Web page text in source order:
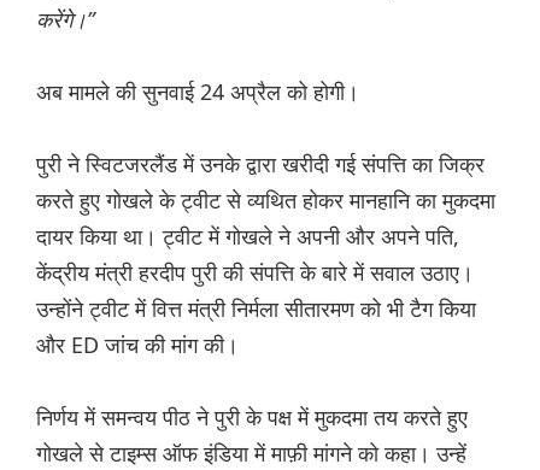
करेंगे।”
अब मामले की सुनवाई 24 अप्रैल को होगी।
पुरी ने स्विटजरलैंड में उनके द्वारा खरीदी गई संपत्ति का जिक्र
करते हुए गोखले के ट्वीट से व्यथित होकर मानहानि का मुकदमा
दायर किया था। ट्वीट में गोखले ने अपनी और अपने पति,
केंद्रीय मंत्री हरदीप पुरी की संपत्ति के बारे में सवाल उठाए।
उन्होंने ट्वीट में वित्त मंत्री निर्मला सीतारमण को भी टैग किया
और ED जांच की मांग की।
निर्णय में समन्वय पीठ ने पुरी के पक्ष में मुकदमा तय करते हुए
गोखले से टाइम्स ऑफ इंडिया में माफ़ी मांगने को कहा। उन्हें